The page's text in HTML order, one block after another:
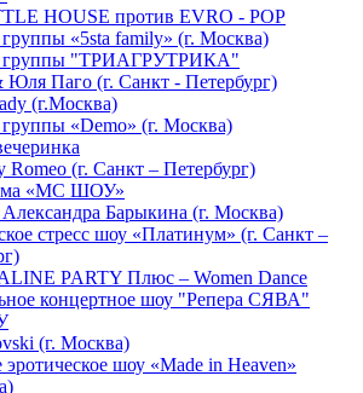
HOUSE против EVRO - POP
«5sta family» (г. Москва)
группы "ТРИАГРУТРИКА"
Юля Паго (г. Санкт - Петербург)
(г.Москва)
«Demo» (г. Москва)
Romeo (г. Санкт – Петербург)
«МС ШОУ»
Барыкина (г. Москва)
стресс шоу «Платинум» (г. Санкт –
PARTY Плюс – Women Dance
концертное шоу "Репера СЯВА"
(г. Москва)
шоу «Made in Heaven»